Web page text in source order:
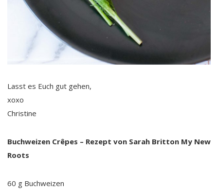
Lasst es Euch gut gehen,
xoxo
Christine
Buchweizen Crêpes – Rezept von Sarah Britton My New
Roots
60 g Buchweizen